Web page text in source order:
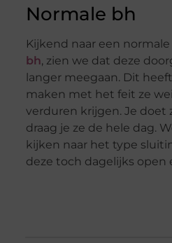
Normale bh
Kijkend naar een
bh, zien we dat deze
langer meegaan. Dit
maken met het feit ze
verduren krijgen. Je doet
draag je ze de hele dag.
kijken naar het type
deze toch dagelijks open